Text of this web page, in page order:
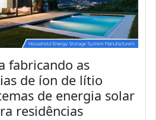
fabricando as
de íon de lítio
de energia solar
residências